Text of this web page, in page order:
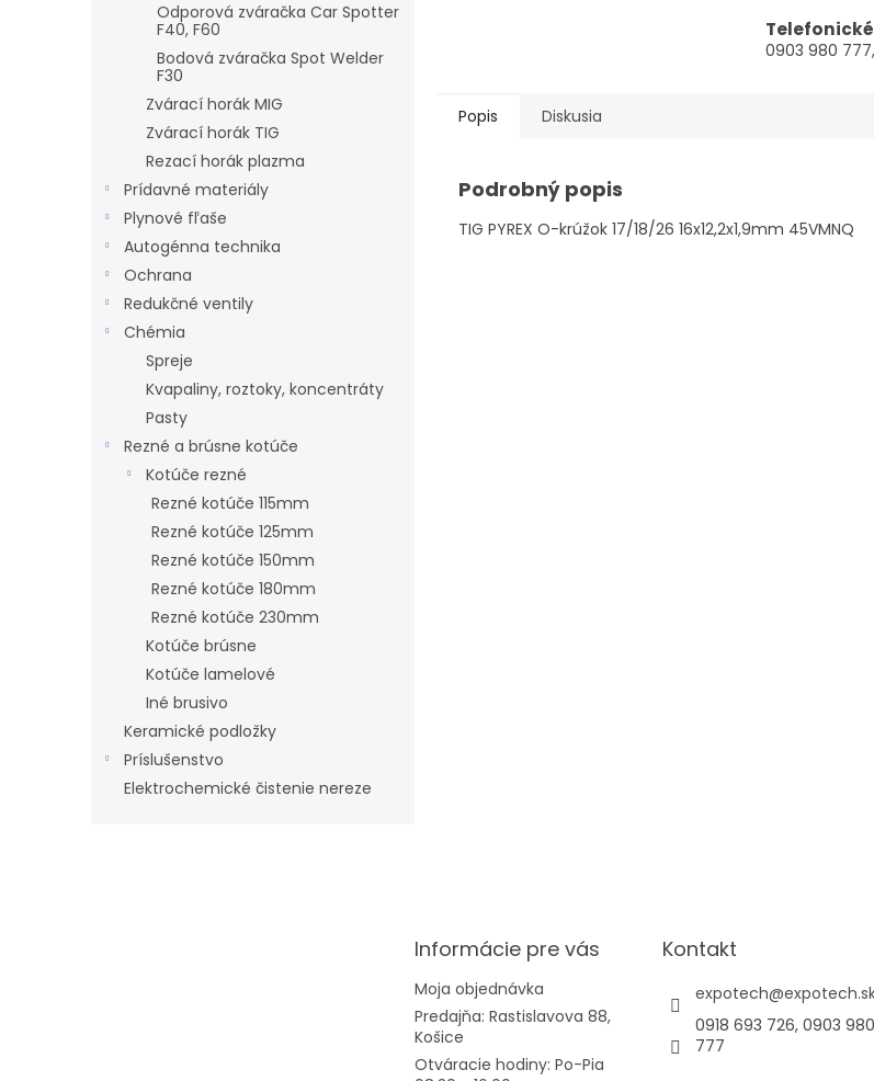
Odporová zváračka Car Spotter
F40, F60
Bodová zváračka Spot Welder
F30
Zvárací horák MIG
Zvárací horák TIG
Rezací horák plazma
Prídavné materiály
Plynové fľaše
Autogénna technika
Ochrana
Redukčné ventily
Chémia
Spreje
Kvapaliny, roztoky, koncentráty
Pasty
Rezné a brúsne kotúče
Kotúče rezné
Rezné kotúče 115mm
Rezné kotúče 125mm
Rezné kotúče 150mm
Rezné kotúče 180mm
Rezné kotúče 230mm
Kotúče brúsne
Kotúče lamelové
Iné brusivo
Keramické podložky
Príslušenstvo
Elektrochemické čistenie nereze
0903 980
Popis Diskusia
Podrobný popis
TIG PYREX O-krúžok 17/18/26 16x12,2x1,9mm 45VMNQ
Informácie pre vás
Moja objednávka
Predajňa: Rastislavova 88,
Košice
Otváracie hodiny: Po-Pia
Kontakt
expotech@
0918 693 726, 0903 980
777